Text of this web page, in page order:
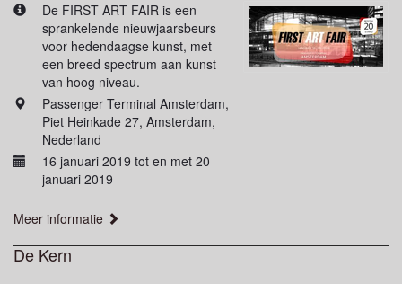
De FIRST ART FAIR is een
sprankelende nieuwjaarsbeurs
voor hedendaagse kunst, met
een breed spectrum aan kunst
van hoog niveau.
Passenger Terminal Amsterdam,
Piet Heinkade 27, Amsterdam,
Nederland
16 januari 2019 tot en met 20
januari 2019
Meer informatie
De Kern